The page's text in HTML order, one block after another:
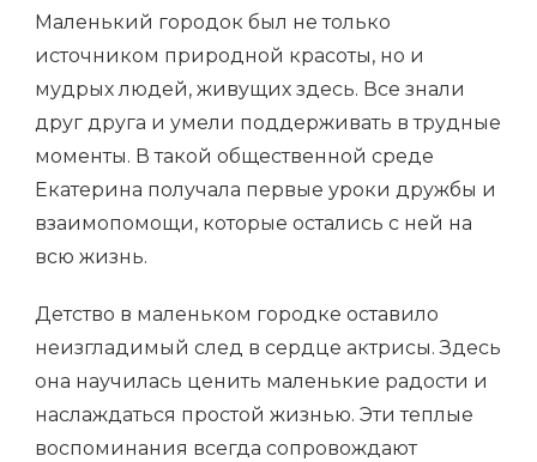
Маленький городок был не только
источником природной красоты, но и
мудрых людей, живущих здесь. Все знали
друг друга и умели поддерживать в трудные
моменты. В такой общественной среде
Екатерина получала первые уроки дружбы и
взаимопомощи, которые остались с ней на
всю жизнь.
Детство в маленьком городке оставило
неизгладимый след в сердце актрисы. Здесь
она научилась ценить маленькие радости и
наслаждаться простой жизнью. Эти теплые
воспоминания всегда сопровождают